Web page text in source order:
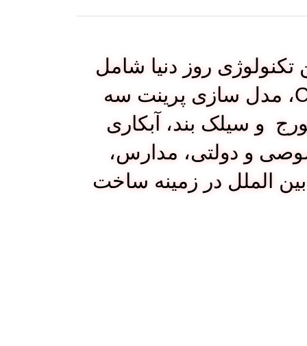
تکنولوژی روز دنیا شامل
تجهیزات ریخته گری دایکاست و سانتری فیوژ، مدل سازی CNC، مدل سازی پرینت سه
و سیلک بند، آبکاری
و دولتی، مدارس،
الملل در زمینه ساخت